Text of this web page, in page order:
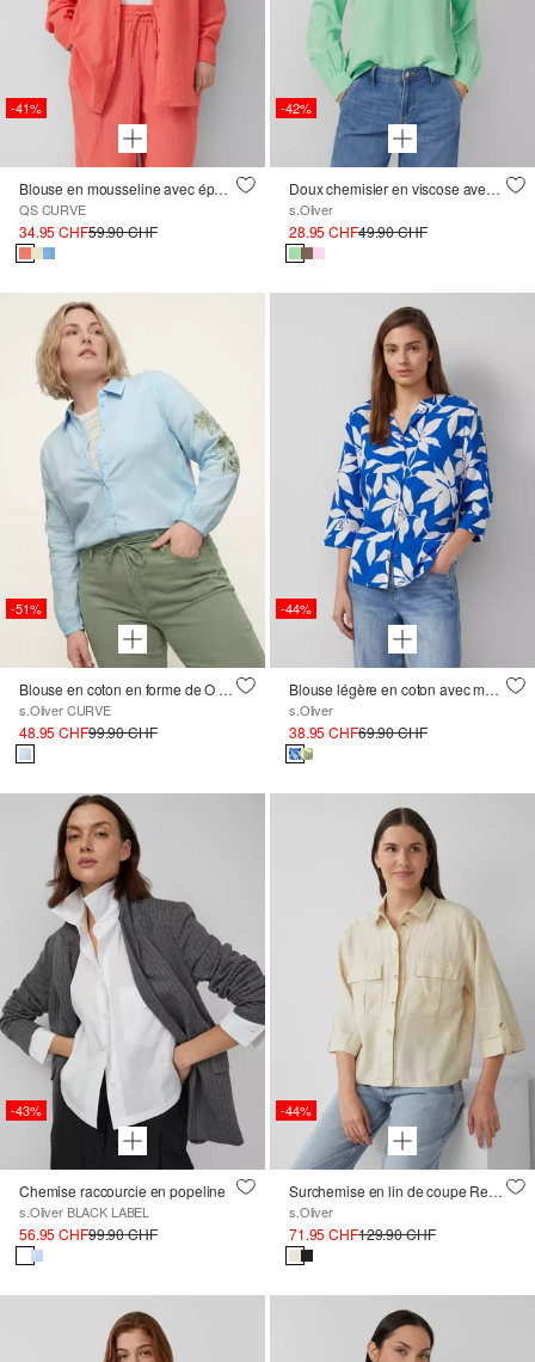
-41%
Blouse en mousseline avec épaules recoupées
QS CURVE
34.95 CHF59.90 CHF
-42%
Doux chemisier en viscose avec fronces
s.Oliver
28.95 CHF49.90 CHF
-51%
Blouse en coton en forme de O avec broderie
s.Oliver CURVE
48.95 CHF99.90 CHF
-44%
Blouse légère en coton avec manches chauve-souris
s.Oliver
38.95 CHF69.90 CHF
-43%
Chemise raccourcie en popeline
s.Oliver BLACK LABEL
56.95 CHF99.90 CHF
-44%
Surchemise en lin de coupe Relaxed Fit à manches ¾ larges
s.Oliver
71.95 CHF129.90 CHF